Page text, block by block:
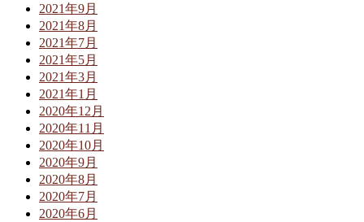
2021年9月
2021年8月
2021年7月
2021年5月
2021年3月
2021年1月
2020年12月
2020年11月
2020年10月
2020年9月
2020年8月
2020年7月
2020年6月